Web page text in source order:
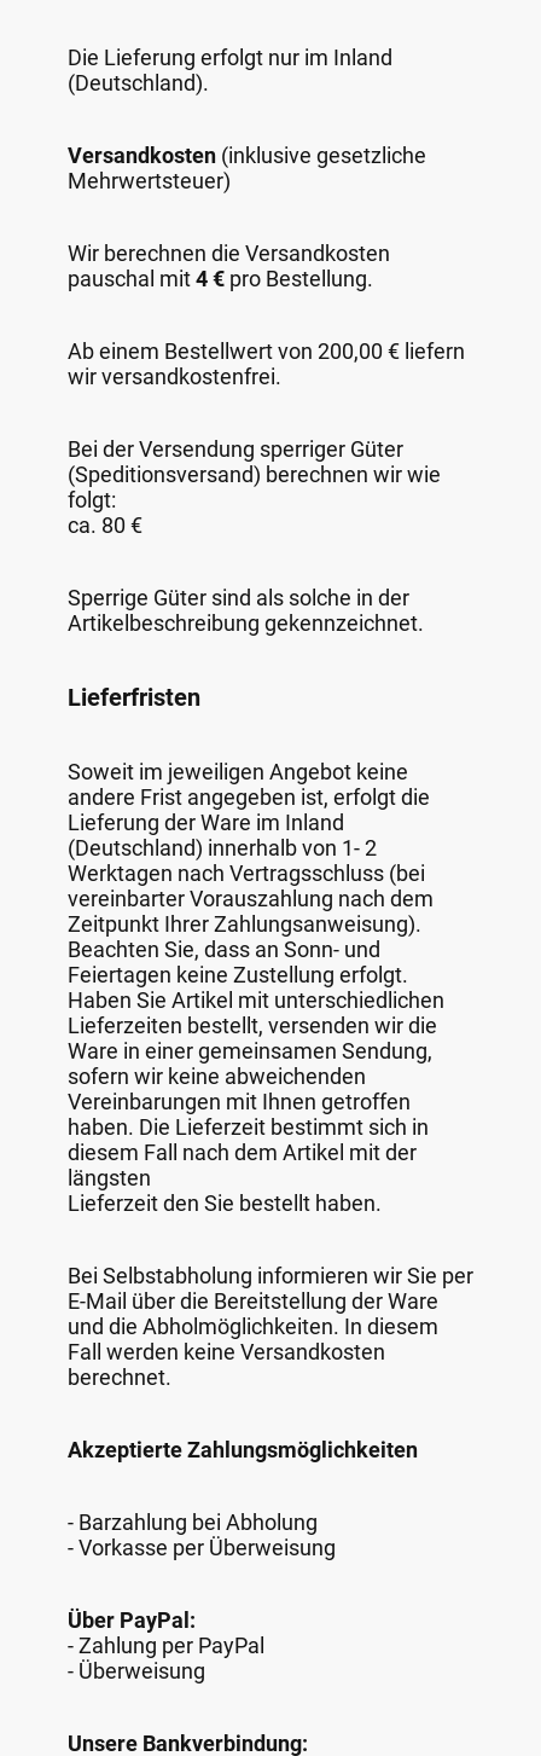
Die Lieferung erfolgt nur im Inland
(Deutschland).
Versandkosten (inklusive gesetzliche
Mehrwertsteuer)
Wir berechnen die Versandkosten
pauschal mit4 € pro Bestellung.
Ab einem Bestellwert von 200,00 € liefern
wir versandkostenfrei.
Bei der Versendung sperriger Güter
(Speditionsversand) berechnen wir wie
folgt:
ca. 80 €
Sperrige Güter sind als solche in der
Artikelbeschreibung gekennzeichnet.
Lieferfristen
Soweit im jeweiligen Angebot keine
andere Frist angegeben ist, erfolgt die
Lieferung der Ware im Inland
(Deutschland) innerhalb von 1- 2
Werktagen nach Vertragsschluss (bei
vereinbarter Vorauszahlung nach dem
Zeitpunkt Ihrer Zahlungsanweisung).
Beachten Sie, dass an Sonn- und
Feiertagen keine Zustellung erfolgt.
Haben Sie Artikel mit unterschiedlichen
Lieferzeiten bestellt, versenden wir die
Ware in einer gemeinsamen Sendung,
sofern wir keine abweichenden
Vereinbarungen mit Ihnen getroffen
haben. Die Lieferzeit bestimmt sich in
diesem Fall nach dem Artikel mit der
längsten
Lieferzeit den Sie bestellt haben.
Bei Selbstabholung informieren wir Sie per
E-Mail über die Bereitstellung der Ware
und die Abholmöglichkeiten. In diesem
Fall werden keine Versandkosten
berechnet.
Akzeptierte Zahlungsmöglichkeiten
- Barzahlung bei Abholung
- Vorkasse per Überweisung
Über PayPal:
- Zahlung per PayPal
- Überweisung
Unsere Bankverbindung: